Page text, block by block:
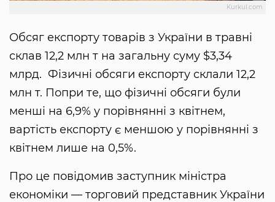
Kurkul.com
Обсяг експорту товарів з України в травні
склав 12,2 млн т на загальну суму $3,34
млрд. Фізичні обсяги експорту склали 12,2
млн т. Попри те, що фізичні обсяги були
менші на 6,9% у порівнянні з квітнем,
вартість експорту є меншою у порівнянні з
квітнем лише на 0,5%.
Про це повідомив заступник міністра
економіки — торговий представник України